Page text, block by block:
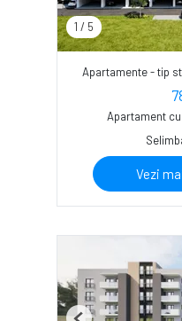
1 / 5
Apartamente - tip
Apartament
Vezi